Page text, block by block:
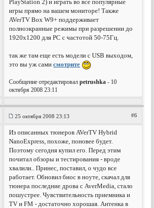
PlayStation 2) и играть во все популярные
игры прямо на вашем мониторе! Также
AVerTV Box W9+ поддерживает
полноэкранные режимы при разрешении до
1920х1200 для PC с частотой 50-75Гц.
так же там еще есть модели с USB выходом,
это вы уж самисмотрите
Сообщение отредактировалpetrushka - 10
октября 2008 23:11
25 октября 2008 23:13 #6
Из описанных тюнеров AVerTV Hybrid
NanoExpress, похоже, поновее будет.
Поэтому сегодня купил его. Перед этим
почитал обзоры и тестирования - вроде
хвалили.. Принес, поставил, о чудо все
работает. Обновил биос в ноуте, скачал для
тюнера последние дрова с AverMedia, стало
пошустрее. Чувствительность приемника и
TV и FM - достаточно хорошая. Антенка в